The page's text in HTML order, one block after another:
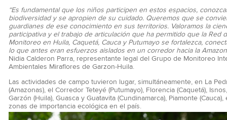
“Es fundamental que los niños participen en estos espacios,
biodiversidad y se apropien de su cuidado. Queremos que se
guardianes de ese conocimiento en sus territorios. Valoramos la
participativa y el trabajo de articulación que ha permitido que la Red
Monitoreo en Huila, Caquetá, Cauca y Putumayo se fortalezca,
lo que antes eran esfuerzos aislados en un corredor hacia la
Nidia Calderon Parra, representante legal del Grupo de Monitoreo
Ambientales Miraflores de Garzon-Huila.
Las actividades de campo tuvieron lugar, simultáneamente, en La
(Amazonas), el Corredor Teteyé (Putumayo), Florencia (Caquetá),
Garzón (Huila), Guasca y Guatavita (Cundinamarca), Piamonte
zonas de importancia ecológica en el país.